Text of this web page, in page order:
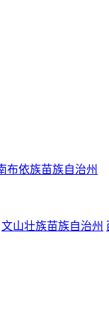
布依族苗族自治州
文山壮族苗族自治州